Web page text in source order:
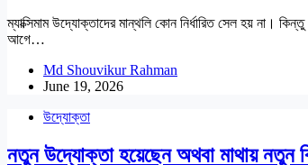
ম্যাক্সিমাম উদ্যোক্তাদের মান্থলি কোন নির্ধারিত সেল হয় না।
আগে…
Md Shouvikur Rahman
June 19, 2026
উদ্যোক্তা
নতুন উদ্যোক্তা হয়েছেন অথবা মাথায় নতুন